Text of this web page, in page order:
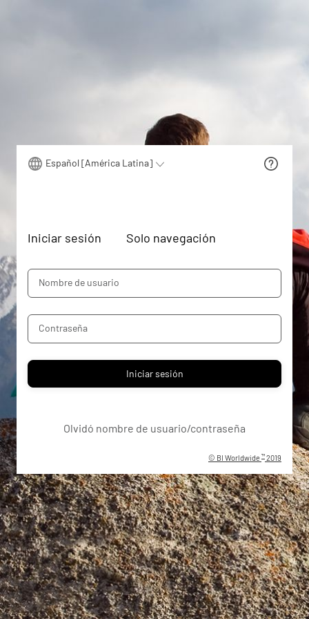
Español [América Latina]
Iniciar sesión Solo navegación
Nombre de usuario
Contraseña
Iniciar sesión
Olvidó nombre de usuario/contraseña
© BI Worldwide ™ 2019